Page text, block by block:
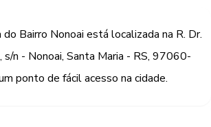
do Bairro Nonoai está localizada na R. Dr.
s/n - Nonoai, Santa Maria - RS, 97060-
ponto de fácil acesso na cidade.